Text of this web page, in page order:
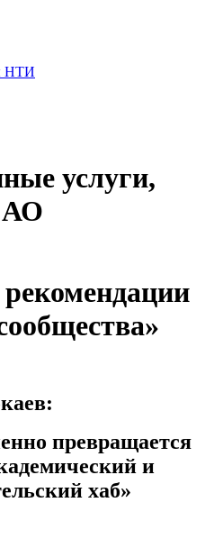
НТИ
услуги,
АО
превращается
и
хаб»